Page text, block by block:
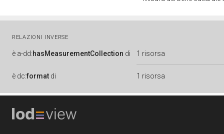
RELAZIONI INVERSE
è a-dd:hasMeasurementCollection di 1 risorsa
è dc:format di 1 risorsa